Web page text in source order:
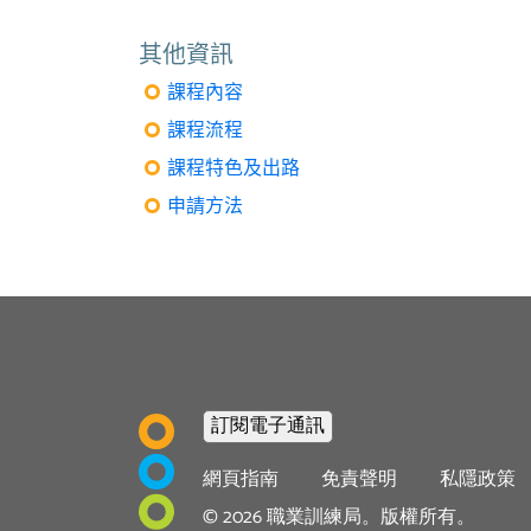
其他資訊
課程內容
課程流程
課程特色及出路
申請方法
Footer
網頁指南 免責聲明 私隱政策
©2026職業訓練局。版權所有。